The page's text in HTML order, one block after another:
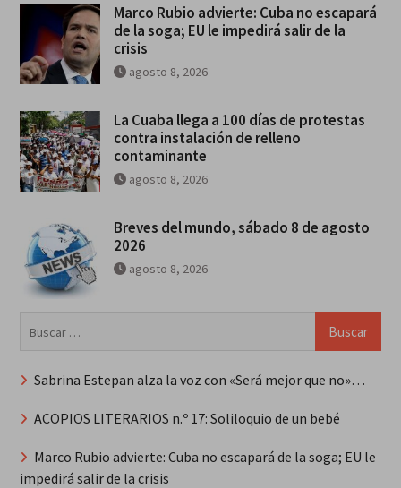
Marco Rubio advierte: Cuba no escapará
de la soga; EU le impedirá salir de la
crisis
agosto 8, 2026
La Cuaba llega a 100 días de protestas
contra instalación de relleno
contaminante
agosto 8, 2026
Breves del mundo, sábado 8 de agosto
2026
agosto 8, 2026
Sabrina Estepan alza la voz con «Será mejor que no»…
ACOPIOS LITERARIOS n.º 17: Soliloquio de un bebé
Marco Rubio advierte: Cuba no escapará de la soga; EU le
impedirá salir de la crisis